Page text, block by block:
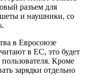
разъем для
и наушники, со
в Евросоюзе
в ЕС, это будет
Кроме
зарядки отдельно